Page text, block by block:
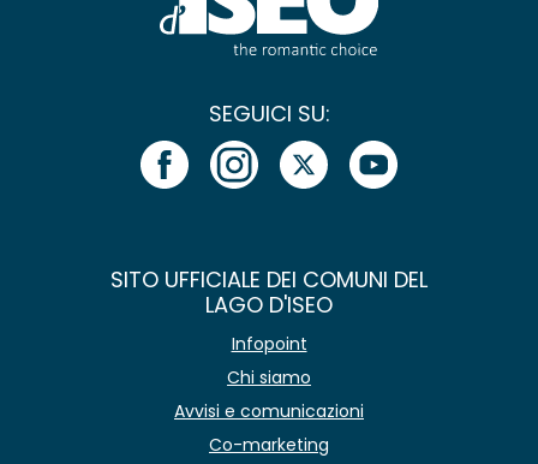
SEGUICI SU:
SITO UFFICIALE DEI COMUNI DEL
LAGO D'ISEO
Infopoint
Chi siamo
Avvisi e comunicazioni
Co-marketing